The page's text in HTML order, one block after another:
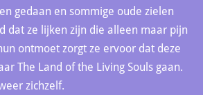
gedaan en sommige oude zielen
dat ze lijken zijn die alleen maar pijn
ontmoet zorgt ze ervoor dat deze
The Land of the Living Souls gaan.
zichzelf.